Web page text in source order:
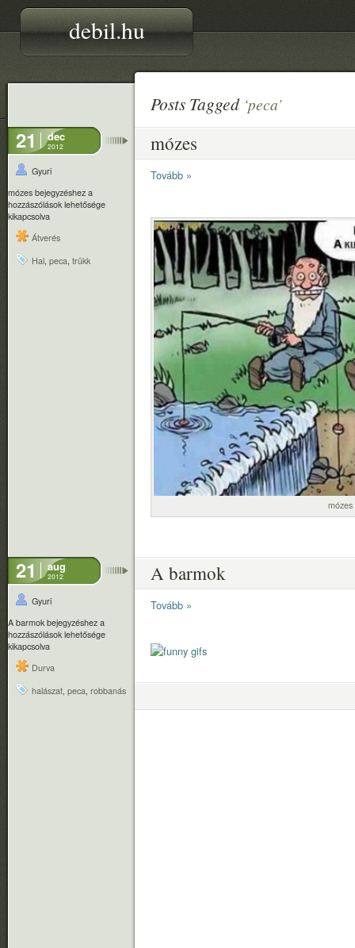
debil.hu
Posts Tagged ‘peca’
21 dec
2012
Gyuri
mózes bejegyzéshez a
hozzászólások lehetősége
kikapcsolva
Átverés
Hal, peca, trükk
mózes
Tovább »
mózes
21 aug
2012
Gyuri
A barmok bejegyzéshez a
hozzászólások lehetősége
kikapcsolva
Durva
halászat, peca, robbanás
A barmok
Tovább »